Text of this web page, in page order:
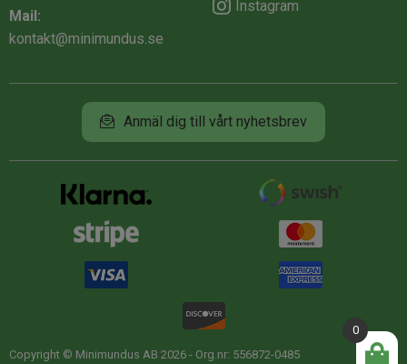
Mail:
kontakt@minimundus.se
Instagram
Anmäl dig till vårt nyhetsbrev
Copyright © Minimundus AB 2026 - Org.nr: 556872-0485
0